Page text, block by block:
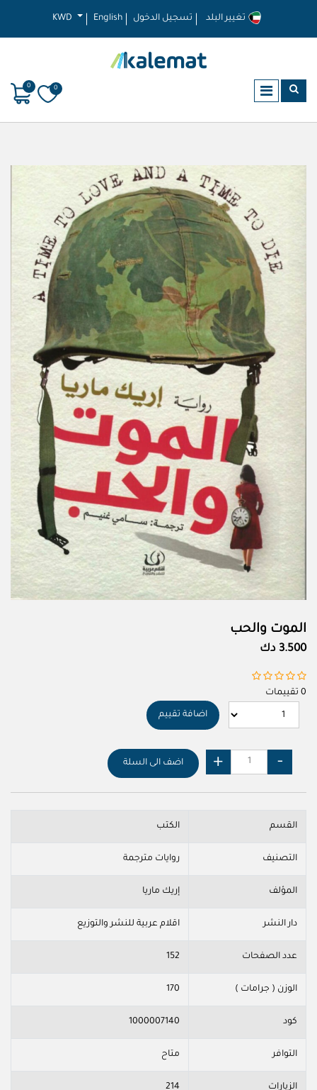
KWD English تسجيل الدخول
0
0
الموت والحب
3.500 دك
0 تقييمات
اضافة تقييم
اضف الى السلة
القسم الكتب
التصنيف روايات مترجمة
المؤلف إريك ماريا
دار النشر اقلام عربية للنشر والتوزيع
عدد الصفحات 152
الوزن ( جرامات ) 170
كود 1000007140
التوافر متاح
الزيارات 214